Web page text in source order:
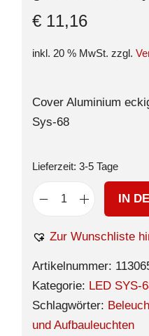
€ 11,16
inkl. 20 % MwSt. zzgl.
Cover Aluminium
Sys-68
Lieferzeit: 3-5 Tage
IN
Zur Wunschliste
Artikelnummer:
Kategorie: LED SYS-
Schlagwörter:
und Aufbauleuchten